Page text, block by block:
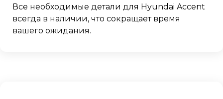
Все необходимые детали для Hyundai Accent
всегда в наличии, что сокращает время
вашего ожидания.